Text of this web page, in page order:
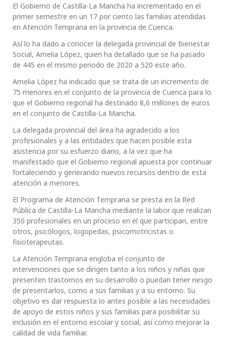
El Gobierno de Castilla-La Mancha ha incrementado en el
primer semestre en un 17 por ciento las familias atendidas
en Atención Temprana en la provincia de Cuenca.
Así lo ha dado a conocer la delegada provincial de Bienestar
Social, Amelia López, quien ha detallado que se ha pasado
de 445 en el mismo periodo de 2020 a 520 este año.
Amelia López ha indicado que se trata de un incremento de
75 menores en el conjunto de la provincia de Cuenca para lo
que el Gobierno regional ha destinado 8,6 millones de euros
en el conjunto de Castilla-La Mancha.
La delegada provincial del área ha agradecido a los
profesionales y a las entidades que hacen posible esta
asistencia por su esfuerzo diario, a la vez que ha
manifestado que el Gobierno regional apuesta por continuar
fortaleciendo y generando nuevos recursos dentro de esta
atención a menores.
El Programa de Atención Temprana se presta en la Red
Pública de Castilla-La Mancha mediante la labor que realizan
350 profesionales en un proceso en el que participan, entre
otros, psicólogos, logopedas, psicomotricistas o
fisioterapeutas.
La Atención Temprana engloba el conjunto de
intervenciones que se dirigen tanto a los niños y niñas que
presenten trastornos en su desarrollo o puedan tener riesgo
de presentarlos, como a sus familias y a su entorno. Su
objetivo es dar respuesta lo antes posible a las necesidades
de apoyo de estos niños y sus familias para posibilitar su
inclusión en el entorno escolar y social, así como mejorar la
calidad de vida familiar.